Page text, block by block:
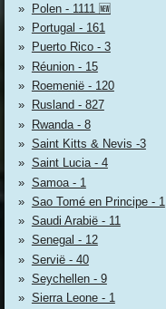
Polen - 1111 🆕
Portugal - 161
Puerto Rico - 3
Réunion - 15
Roemenië - 120
Rusland - 827
Rwanda - 8
Saint Kitts & Nevis -3
Saint Lucia - 4
Samoa - 1
Sao Tomé en Principe - 1
Saudi Arabië - 11
Senegal - 12
Servië - 40
Seychellen - 9
Sierra Leone - 1